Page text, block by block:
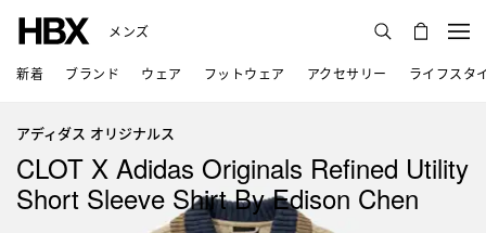
メンズ
新着 ブランド ウェア フットウェア アクセサリー ライフスタ
アディダス オリジナルス
CLOT X Adidas Originals Refined Utility
Short Sleeve Shirt By Edison Chen